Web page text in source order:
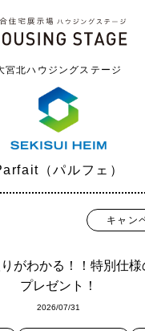
宮北ハウジングステージ
（パルフェ）
キャン
がわかる！！特別仕
プレゼント！
2026/07/31